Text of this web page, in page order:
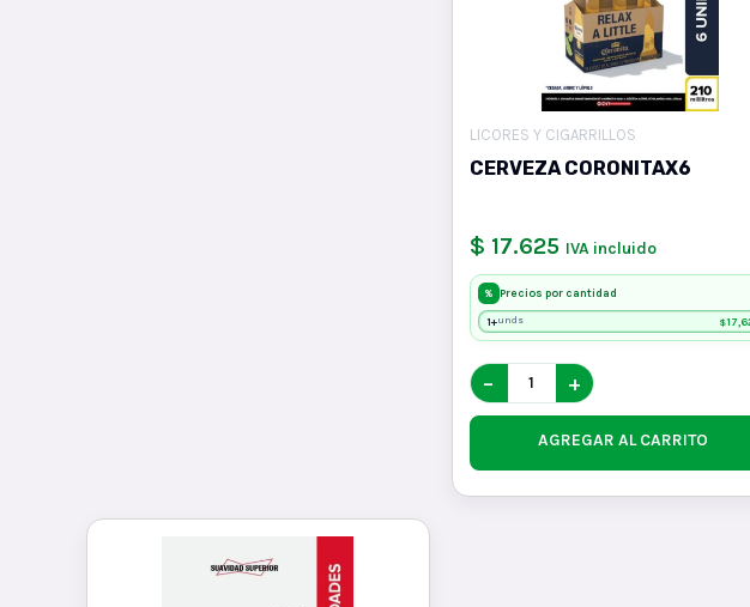
LICORES Y CIGARRILLOS
CERVEZA CORONITAX6
$ 17.625 IVA incluido
% Precios por cantidad
1+unds $
− +
AGREGAR AL CARRITO